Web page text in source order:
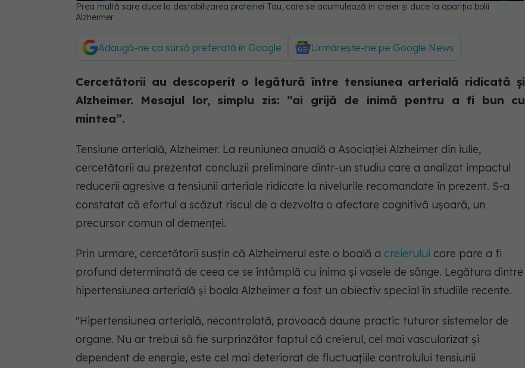
Prea multă sare duce la destabilizarea proteinei Tau, care se acumulează în creier și duce la apariția bolii
Alzheimer
Adaugă-ne ca sursă preferată în Google Urmărește-ne pe Google News
Cercetătorii au descoperit o legătură între tensiunea arterială ridicată și
Alzheimer. Mesajul lor, simplu zis: ”ai grijă de inimă pentru a fi bun cu
mintea”.
Tensiune arterială, Alzheimer. La reuniunea anuală a Asociației Alzheimer din iulie,
cercetătorii au prezentat concluzii preliminare dintr-un studiu care a analizat impactul
reducerii agresive a tensiunii arteriale ridicate la nivelurile recomandate în prezent. S-a
constatat că efortul a scăzut riscul de a dezvolta o afectare cognitivă ușoară, un
precursor comun al demenței.
Prin urmare, cercetătorii susțin că Alzheimerul este o boală a creierului care pare a fi
profund determinată de ceea ce se întâmplă cu inima și vasele de sânge. Legătura dintre
hipertensiunea arterială și boala Alzheimer a fost un obiectiv special în studiile recente.
"Hipertensiunea arterială, necontrolată, provoacă daune practic tuturor sistemelor de
organe. Nu ar trebui să fie surprinzător faptul că creierul, cel mai vascularizat și
dependent de energie, este cel mai deteriorat de fluctuațiile controlului tensiunii